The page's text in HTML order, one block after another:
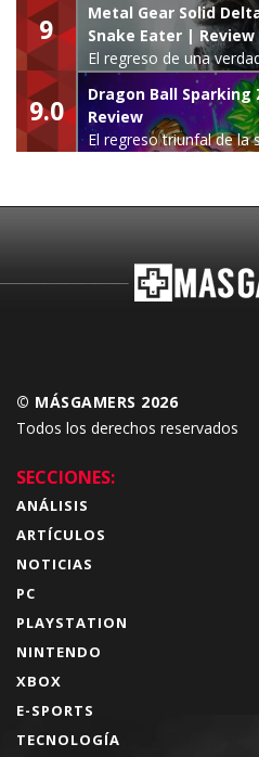
9
Metal Gear Solid
Snake Eater | Review
El regreso de una
leyenda
9.0
Dragon Ball Sparking
Review
El regreso triunfal de la
© MÁSGAMERS 2026
Todos los derechos reservados
SECCIONES:
ANÁLISIS
ARTÍCULOS
NOTICIAS
PC
PLAYSTATION
NINTENDO
XBOX
E-SPORTS
TECNOLOGÍA